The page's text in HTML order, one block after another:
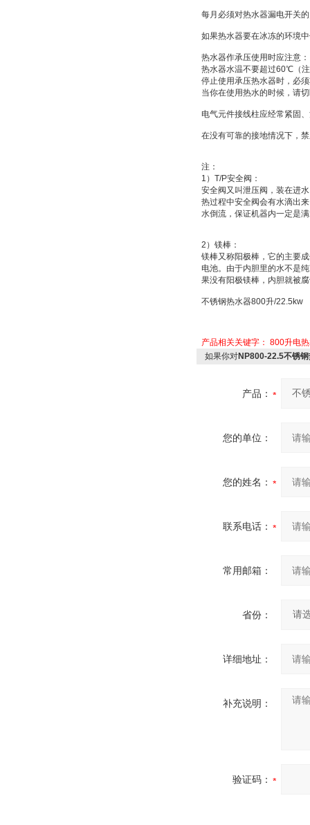
每月必须对热水器漏电开关
如果热水器要在冰冻的环境
热水器作承压使用时应注意：
热水器水温不要超过60℃ （
停止使用承压热水器时，必
当你在使用热水的时候，请
电气元件接线柱应经常紧固
在没有可靠的接地情况下，
注：
1 ） T/P安全阀：
安全阀又叫泄压阀 ，装在进
热过程中安全阀会有水滴出
水倒流，保证机器内一定是
2 ） 镁棒：
镁棒又称阳极棒 ，它的主要
电池。由于内胆里的水不是
果没有阳极镁棒，内胆就被
不锈钢热水器800升/22.5kw
产品相关关键字： 800升电
如果你对NP800-22.5不锈
产品：
您的单位：
您的姓名：
联系电话：
常用邮箱：
省份：
详细地址：
补充说明：
验证码：